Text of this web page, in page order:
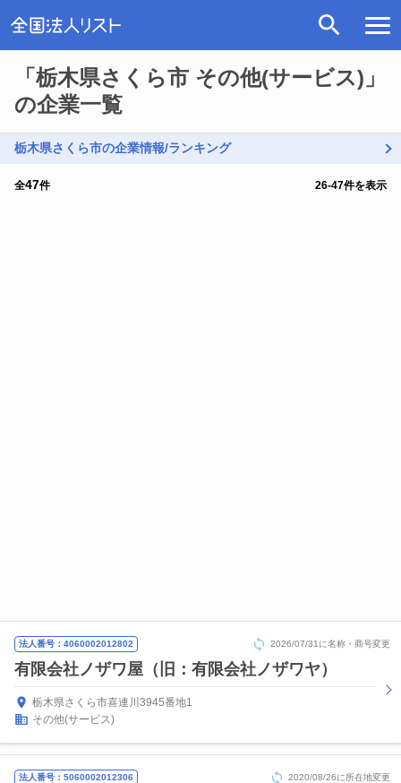
「栃木県さくら市 その他(サービス)」
の企業一覧
栃木県さくら市の企業情報/ランキング
全47件 26-47件を表示
法人番号：4060002012802 2026/07/31に名称・商号変更
有限会社ノザワ屋（旧：有限会社ノザワヤ）
栃木県さくら市喜連川3945番地1
その他(サービス)
法人番号：5060002012306 2020/08/26に所在地変更